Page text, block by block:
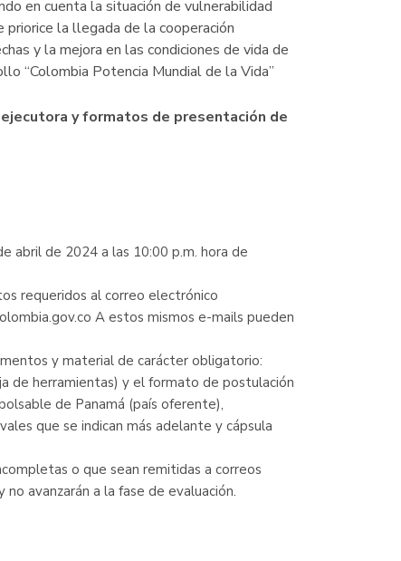
en cuenta la situación de vulnerabilidad
la llegada de la cooperación
y la mejora en las condiciones de vida de
“Colombia Potencia Mundial de la Vida”
y formatos de presentación de
abril de 2024 a las 10:00 p.m. hora de
requeridos al correo electrónico
A estos mismos e-mails pueden
y material de carácter obligatorio:
de herramientas) y el formato de postulación
de Panamá (país oferente),
que se indican más adelante y cápsula
o que sean remitidas a correos
avanzarán a la fase de evaluación.